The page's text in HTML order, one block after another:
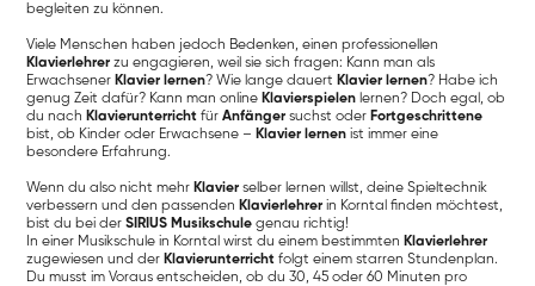
begleiten zu können.
Viele Menschen haben jedoch Bedenken, einen professionellen
Klavierlehrer zu engagieren, weil sie sich fragen: Kann man als
Erwachsener Klavier lernen? Wie lange dauert Klavier lernen? Habe ich
genug Zeit dafür? Kann man online Klavierspielen lernen? Doch egal, ob
du nach Klavierunterricht fürAnfänger suchst oder Fortgeschrittene
bist, ob Kinder oder Erwachsene – Klavier lernen ist immer eine
besondere Erfahrung.
Wenn du also nicht mehr Klavier selber lernen willst, deine Spieltechnik
verbessern und den passenden Klavierlehrer in Korntal finden möchtest,
bist du bei derSIRIUS Musikschule genau richtig!
In einer Musikschule in Korntal wirst du einem bestimmten Klavierlehrer
zugewiesen und der Klavierunterricht folgt einem starren Stundenplan.
Du musst im Voraus entscheiden, ob du 30, 45 oder 60 Minuten pro